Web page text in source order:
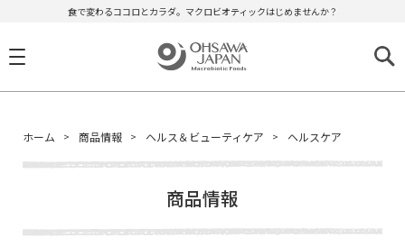
食で変わるココロとカラダ。マクロビオティックはじめませんか？
ホーム 商品情報 ヘルス＆ビューティケア ヘルスケア
商品情報